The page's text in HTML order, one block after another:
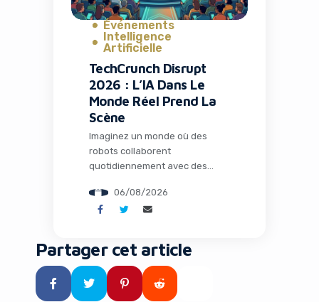
Événements
Intelligence
Artificielle
TechCrunch Disrupt
2026 : L’IA Dans Le
Monde Réel Prend La
Scène
Imaginez un monde où des
robots collaborent
quotidiennement avec des
l’intelligence artificielle opère
loin de tout cloud dans des
des millénaires pourraient
fouler à nouveau notre planète
grâce à la biologie de synthèse.
06/08/2026
Partager cet article